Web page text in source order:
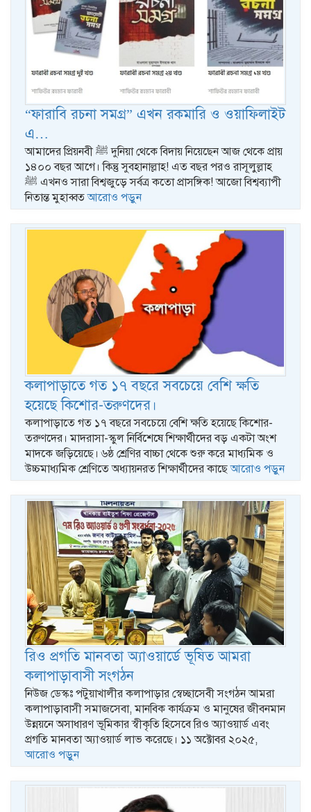
“ফারাবি রচনা সমগ্র” এখন রকমারি ও ওয়াফিলাইট
এ…
আমাদের প্রিয়নবী ﷺ দুনিয়া থেকে বিদায় নিয়েছেন আজ থেকে প্রায়
১৪০০ বছর আগে। কিন্তু সুবহানাল্লাহ! এত বছর পরও রাসূলুল্লাহ
ﷺ এখনও সারা বিশ্বজুড়ে সর্বত্র কতো প্রাসঙ্গিক! আজো বিশ্বব্যাপী
নিতান্ত মুহাব্বতআরোও পড়ুন
কলাপাড়াতে গত ১৭ বছরে সবচেয়ে বেশি ক্ষতি
হয়েছে কিশোর-তরুণদের।
কলাপাড়াতে গত ১৭ বছরে সবচেয়ে বেশি ক্ষতি হয়েছে কিশোর-
তরুণদের। মাদরাসা-স্কুল নির্বিশেষে শিক্ষার্থীদের বড় একটা অংশ
মাদকে জড়িয়েছে। ৬ষ্ঠ শ্রেণির বাচ্চা থেকে শুরু করে মাধ্যমিক ও
উচ্চমাধ্যমিক শ্রেণিতে অধ্যায়নরত শিক্ষার্থীদের কাছেআরোও পড়ুন
রিও প্রগতি মানবতা অ্যাওয়ার্ডে ভূষিত আমরা
কলাপাড়াবাসী সংগঠন
নিউজ ডেস্কঃ পটুয়াখালীর কলাপাড়ার স্বেচ্ছাসেবী সংগঠন আমরা
কলাপাড়াবাসী সমাজসেবা, মানবিক কার্যক্রম ও মানুষের জীবনমান
উন্নয়নে অসাধারণ ভূমিকার স্বীকৃতি হিসেবে রিও অ্যাওয়ার্ড এবং
প্রগতি মানবতা অ্যাওয়ার্ড লাভ করেছে। ১১ অক্টোবর ২০২৫,
আরোও পড়ুন